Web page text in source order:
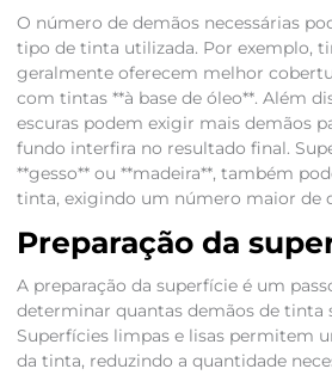
O número de demãos necessárias
tipo de tinta utilizada. Por exemplo,
geralmente oferecem melhor
com tintas **à base de óleo**. Além
escuras podem exigir mais demãos
fundo interfira no resultado final.
**gesso** ou **madeira**, também
tinta, exigindo um número maior de
Preparação da
A preparação da superfície é um
determinar quantas demãos de tinta
Superfícies limpas e lisas permitem
da tinta, reduzindo a quantidade